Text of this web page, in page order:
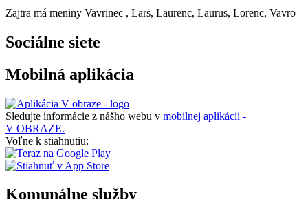
Zajtra má meniny Vavrinec , Lars, Laurenc, Laurus, Lorenc, Vavro
Sociálne siete
Mobilná aplikácia
Sledujte informácie z nášho webu v mobilnej aplikácii -
V OBRAZE.
Voľne k stiahnutiu:
Komunálne služby